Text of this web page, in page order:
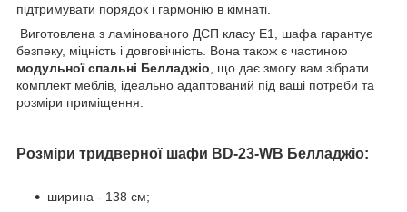
підтримувати порядок і гармонію в кімнаті.
Виготовлена з ламінованого ДСП класу E1, шафа гарантує
безпеку, міцність і довговічність. Вона також є частиною
модульної спальні Белладжіо , що дає змогу вам зібрати
комплект меблів, ідеально адаптований під ваші потреби та
розміри приміщення.
Розміри тридверної шафи BD-23-WB Белладжіо:
ширина - 138 см;